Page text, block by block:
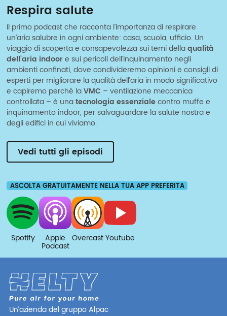
Respira salute
Il primo podcast che racconta l’importanza di respirare
un’aria salubre in ogni ambiente: casa, scuola, ufficio. Un
viaggio di scoperta e consapevolezza sui temi dellaqualità
dell’aria indoore sui pericoli dell’inquinamento negli
ambienti confinati, dove condivideremo opinioni e consigli di
esperti per migliorare la qualità dell’aria in modo significativo
e capiremo perché laVMC – ventilazione meccanica
controllata – è unatecnologia essenzialecontro muffe e
inquinamento indoor, per salvaguardare la salute nostra e
degli edifici in cui viviamo.
Vedi tutti gli episodi
ASCOLTA GRATUITAMENTE NELLA TUA APP PREFERITA
Spotify Apple
Podcast
OvercastYoutube
Un’azienda del gruppo Alpac